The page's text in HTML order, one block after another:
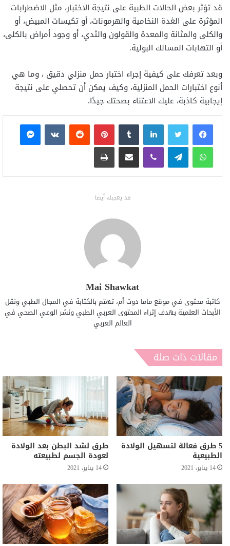
قد تؤثر بعض الحالات الطبية على نتيجة الاختبار، مثل الاضطرابات
المؤثرة على الغدة النخامية والهرمونات، أو تكيسات المبيض، أو
والكلى والمثانة والمعدة والقولون والثدي، أو وجود أمراض بالكلى،
أو التهابات المسالك البولية.
وبعد تعرفك على كيفية إجراء اختبار حمل منزلي دقيق ، وما هي
أنوع اختبارات الحمل المنزلية، وكيف يمكن أن تحصلي على نتيجة
إيجابية كاذبة، عليك الاعتناء بصحتك جيدًا.
فيسبوكتويتر لينكدإن بينتيريست
ماسنجر
واتساب تيلقرام ڤايبر مشاركة عبر البريد طباعة
قد يعجبك أيضا
Mai Shawkat
كاتبة محتوى في موقع ماما دوت أم، تهتم بالكتابة في المجال الطبي ونقل
الأبحاث العلمية بهدف إثراء المحتوى العربي الطبي ونشر الوعي الصحي في
العالم العربي
مقالات ذات صلة
5 طرق فعالة لتسهيل الولادة
الطبيعية
14 يناير، 2021
طرق لشد البطن بعد الولادة
لعودة الجسم لطبيعته
14 يناير، 2021